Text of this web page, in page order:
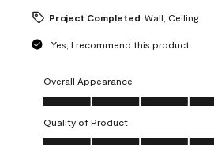
Project Completed Wall, Ceiling
Yes, I recommend this product.
Overall Appearance
Overall Appearance, 5.0 out of 5
Quality of Product
Quality of Product, 5.0 out of 5